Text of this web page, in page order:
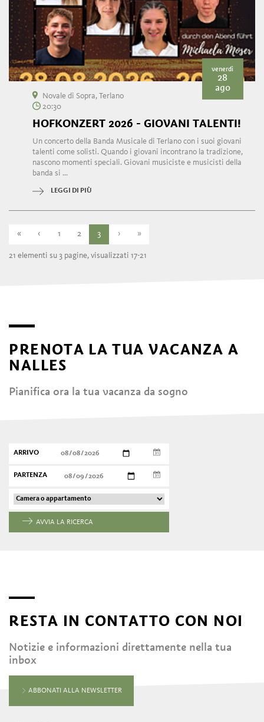
venerdì
28
ago
Novale di Sopra, Terlano
20:30
HOFKONZERT 2026 - GIOVANI TALENTI!
Un concerto della Banda Musicale di Terlano con i suoi giovani
talenti come solisti. Quando i giovani incontrano la tradizione,
nascono momenti speciali. Giovani musiciste e musicisti della
banda si ...
LEGGI DI PIÙ
« ‹ 1 2 3 › »
21 elementi su 3 pagine, visualizzati 17-21
PRENOTA LA TUA VACANZA A
NALLES
Pianifica ora la tua vacanza da sogno
ARRIVO
PARTENZA
AVVIA LA RICERCA
RESTA IN CONTATTO CON NOI
Notizie e informazioni direttamente nella tua
inbox
ABBONATI ALLA NEWSLETTER